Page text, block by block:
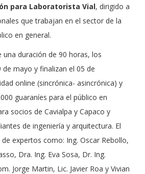
para Laboratorista Vial, dirigido a
que trabajan en el sector de la
en general.
una duración de 90 horas, los
mayo y finalizan el 05 de
online (sincrónica- asincrónica) y
guaraníes para el público en
socios de Cavialpa y Capaco y
de ingeniería y arquitectura. El
expertos como: Ing. Oscar Rebollo,
Dra. Ing. Eva Sosa, Dr. Ing.
Jorge Martin, Lic. Javier Roa y Vivian